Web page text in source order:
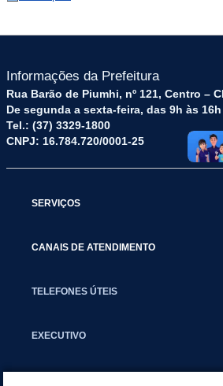
Informações da Prefeitura
Rua Barão de Piumhi, nº 121, Centro –
De segunda a sexta-feira, das 9h às 16h
Tel.: (37) 3329-1800
CNPJ: 16.784.720/0001-25
SERVIÇOS
CANAIS DE ATENDIMENTO
TELEFONES ÚTEIS
EXECUTIVO